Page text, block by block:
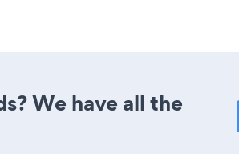
We have all the